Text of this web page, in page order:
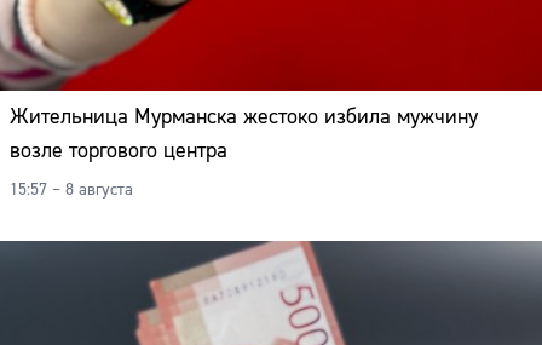
Жительница Мурманска жестоко избила мужчину
возле торгового центра
15:57 – 8 августа